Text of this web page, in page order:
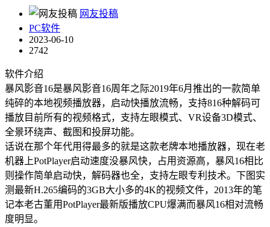
网友投稿
PC软件
2023-06-10
2742
软件介绍
暴风影音16是暴风影音16周年之际2019年6月推出的一款简单
纯碎的本地视频播放器，启动快播放流畅，支持816种解码可
播放目前所有的视频格式，支持左眼模式、VR设备3D模式、
全景环绕声、截图和投屏功能。
话说在那个年代用得最多的就是这款老牌本地播放器，现在老
机器上PotPlayer启动速度没暴风快，占用资源高，暴风16相比
则操作简单启动快，解码器也全，支持左眼专利技术。下图实
测最新H.265编码的3GB大小多的4K的视频文件，2013年的笔
记本老古董用PotPlayer最新版播放CPU爆满而暴风16相对流畅
度明显。